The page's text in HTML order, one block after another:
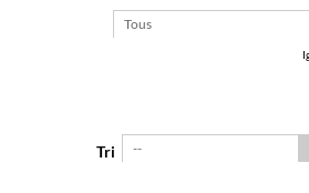
Tous
Tri --